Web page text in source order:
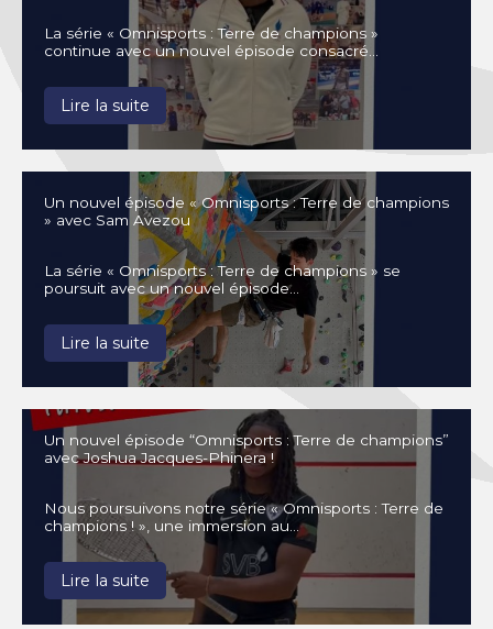
La série « Omnisports : Terre de champions »
continue avec un nouvel épisode consacré…
Lire la suite
Un nouvel épisode « Omnisports : Terre de champions
» avec Sam Avezou
La série « Omnisports : Terre de champions » se
poursuit avec un nouvel épisode…
Lire la suite
Un nouvel épisode “Omnisports : Terre de champions”
avec Joshua Jacques-Phinera !
Nous poursuivons notre série « Omnisports : Terre de
champions ! », une immersion au…
Lire la suite